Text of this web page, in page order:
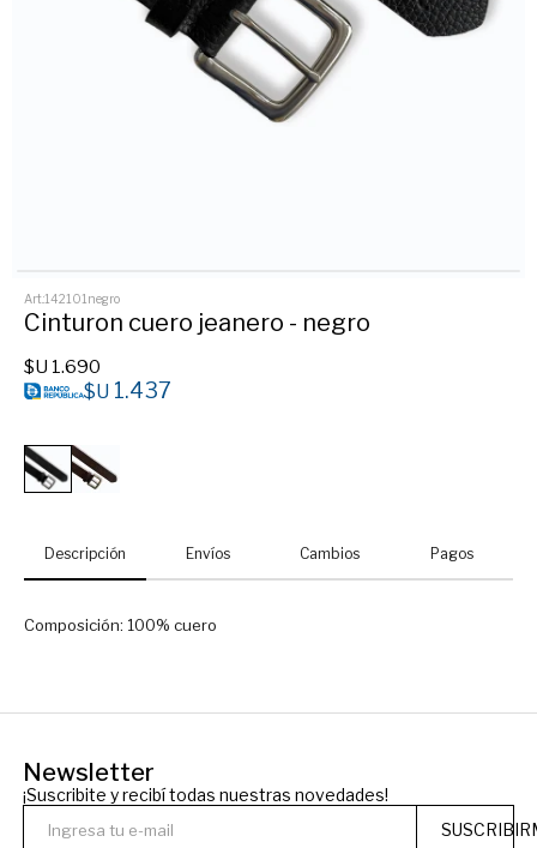
142101negro
Cinturon cuero jeanero - negro
$U 1.690
$U 1.437
Descripción Envíos Cambios Pagos
Composición: 100% cuero
Newsletter
¡Suscribite y recibí todas nuestras novedades!